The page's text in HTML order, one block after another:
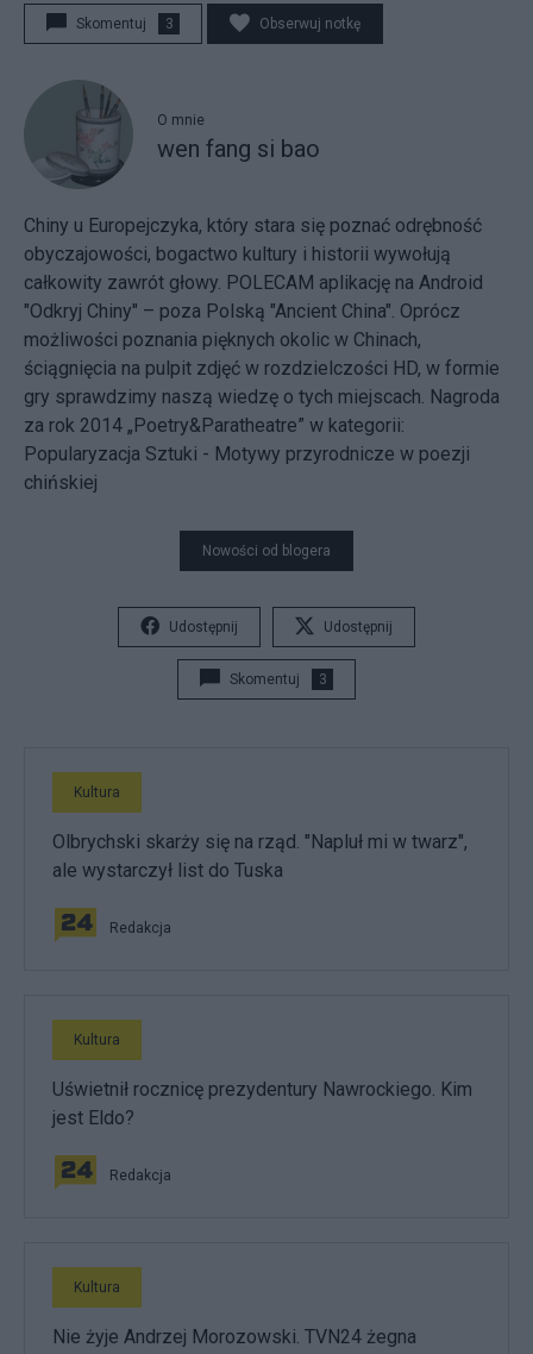
Skomentuj 3 Obserwuj notkę
O mnie
wen fang si bao
Chiny u Europejczyka, który stara się poznać odrębność
obyczajowości, bogactwo kultury i historii wywołują
całkowity zawrót głowy. POLECAM aplikację na Android
"Odkryj Chiny" – poza Polską "Ancient China". Oprócz
możliwości poznania pięknych okolic w Chinach,
ściągnięcia na pulpit zdjęć w rozdzielczości HD, w formie
gry sprawdzimy naszą wiedzę o tych miejscach. Nagroda
za rok 2014 „Poetry&Paratheatre” w kategorii:
Popularyzacja Sztuki - Motywy przyrodnicze w poezji
chińskiej
Nowości od blogera
Udostępnij Udostępnij
Skomentuj 3
Kultura
Olbrychski skarży się na rząd. "Napluł mi w twarz",
ale wystarczył list do Tuska
Redakcja
Kultura
Uświetnił rocznicę prezydentury Nawrockiego. Kim
jest Eldo?
Redakcja
Kultura
Nie żyje Andrzej Morozowski. TVN24 żegna